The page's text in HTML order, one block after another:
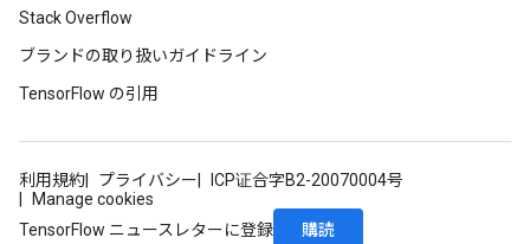
Stack Overflow
ブランドの取り扱いガイドライン
TensorFlow の引用
利用規約 プライバシー
ICP证合字B2-20070004号
Manage cookies
TensorFlow ニュースレターに登録
購読